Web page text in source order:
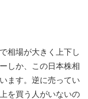
相場が大きく上下し
しか、この日本株相
ます。逆に売ってい
を買う人がいないの